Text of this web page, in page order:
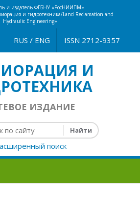
и издатель ФГБНУ «РосНИИПМ»
и гидротехника/Land Reclamation and
Hydraulic Engineering»
ISSN 2712-9357
RUS / ENG
И
ИЗДАНИЕ
поиск